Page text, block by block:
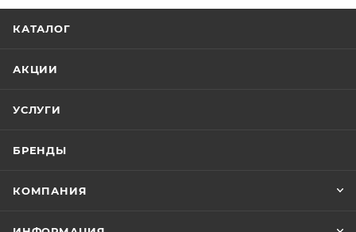
КАТАЛОГ
АКЦИИ
УСЛУГИ
БРЕНДЫ
КОМПАНИЯ